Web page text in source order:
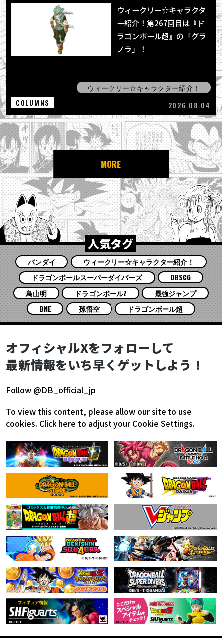
ウィークリー☆キャラクタ
ー紹介！第267回目は『ド
ラゴンボール超』の「グラ
ノラ」！
ウィークリー☆キャラクター紹介！
COLUMNS
2026.08.04
MORE
人気タグ
バンダイ
ウィークリー☆キャラクター紹介！
ドラゴンボールスーパーダイバーズ
DBSCG
鳥山明
ドラゴンボールZ
最強ジャンプ
BNE
孫悟空 ドラゴンボール超
オフィシャルXをフォローして
最新情報をいち早くゲットしよう！
Follow @DB_official_jp
To view this content, please allow our site to use
cookies. Click here to adjust your Cookie Settings.